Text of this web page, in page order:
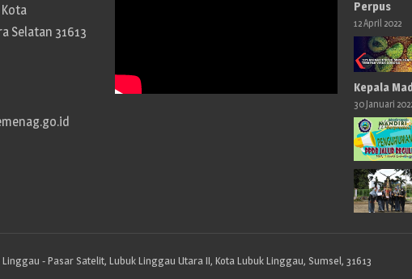
Selatan 31613
Perpus
12 April 2022
Kepala
30 Januari
- Pasar Satelit, Lubuk Linggau Utara II, Kota Lubuk Linggau, Sumsel, 31613